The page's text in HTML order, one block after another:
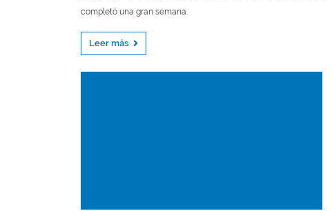
completó una gran semana.
Leer más